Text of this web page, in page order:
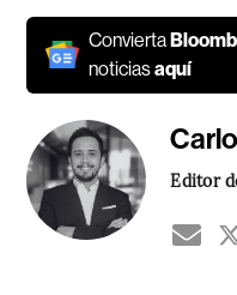
Convierta
noticiasaquí
Editor